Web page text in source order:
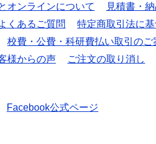
オンラインについて
見積書・
くあるご質問
特定商取引法に
校費・公費・科研費払い取引のご
様からの声 ご注文の取り消し
Facebook公式ページ